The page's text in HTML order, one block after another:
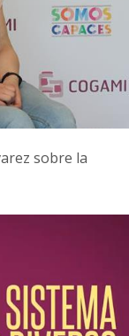
sobre la